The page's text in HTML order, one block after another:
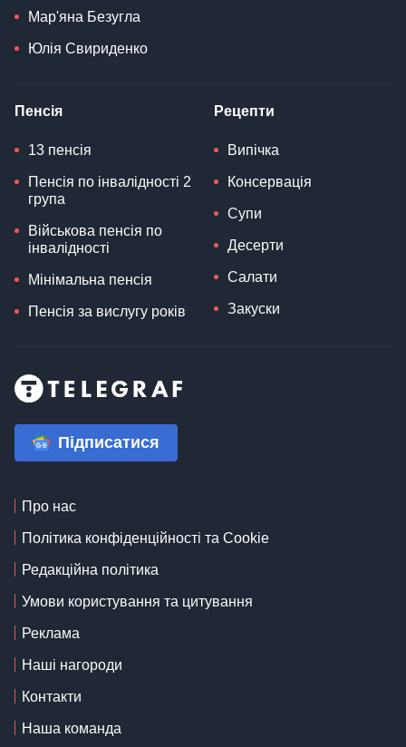
Мар'яна Безугла
Юлія Свириденко
Пенсія
13 пенсія
Пенсія по інвалідності 2
група
Військова пенсія по
інвалідності
Мінімальна пенсія
Пенсія за вислугу років
Рецепти
Випічка
Консервація
Супи
Десерти
Салати
Закуски
Підписатися
Про нас
Політика конфіденційності та Cookie
Редакційна політика
Умови користування та цитування
Реклама
Наші нагороди
Контакти
Наша команда